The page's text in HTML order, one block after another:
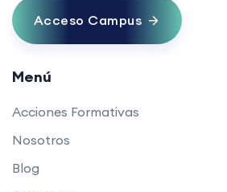
Acceso Campus
Menú
Acciones Formativas
Nosotros
Blog